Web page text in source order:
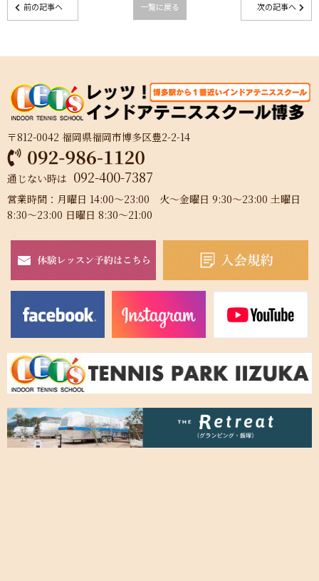
前の記事へ 一覧に戻る 次の記事へ
〒812-0042 福岡県福岡市博多区豊2-2-14
通じない時は 092-400-7387
営業時間：月曜日 14:00～23:00 火～金曜日 9:30～23:00 土曜日
8:30～23:00 日曜日 8:30～21:00